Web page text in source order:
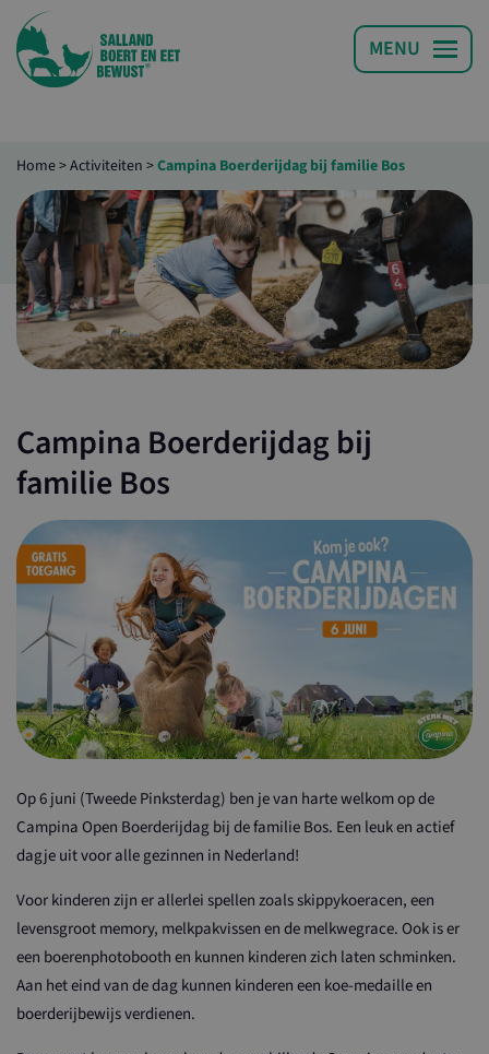
Home>Activiteiten >Campina Boerderijdag bij familie Bos
Campina Boerderijdag bij
familie Bos
Op 6 juni (Tweede Pinksterdag) ben je van harte welkom op de
Campina Open Boerderijdag bij de familie Bos. Een leuk en actief
dagje uit voor alle gezinnen in Nederland!
Voor kinderen zijn er allerlei spellen zoals skippykoeracen, een
levensgroot memory, melkpakvissen en de melkwegrace. Ook is er
een boerenphotobooth en kunnen kinderen zich laten schminken.
Aan het eind van de dag kunnen kinderen een koe-medaille en
boerderijbewijs verdienen.